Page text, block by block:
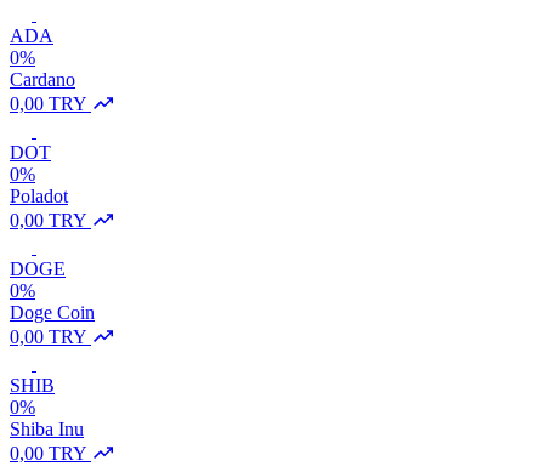
ADA
0%
Cardano
0,00 TRY
DOT
0%
Poladot
0,00 TRY
DOGE
0%
Doge Coin
0,00 TRY
SHIB
0%
Shiba Inu
0,00 TRY